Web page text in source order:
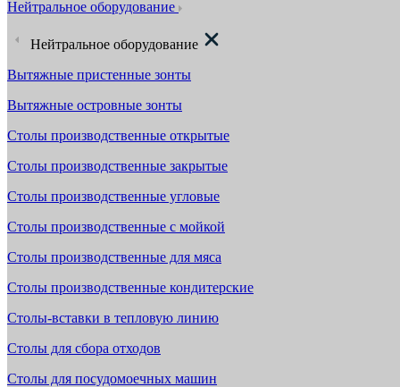
Нейтральное оборудование
Нейтральное оборудование
Вытяжные пристенные зонты
Вытяжные островные зонты
Столы производственные открытые
Столы производственные закрытые
Столы производственные угловые
Столы производственные с мойкой
Столы производственные для мяса
Столы производственные кондитерские
Столы-вставки в тепловую линию
Столы для сбора отходов
Столы для посудомоечных машин